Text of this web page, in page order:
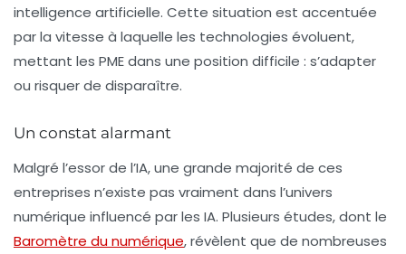
intelligence artificielle. Cette situation est accentuée
par la vitesse à laquelle les technologies évoluent,
mettant les PME dans une position difficile : s’adapter
ou risquer de disparaître.
Un constat alarmant
Malgré l’essor de l’IA, une grande majorité de ces
entreprises n’existe pas vraiment dans l’univers
numérique influencé par les IA. Plusieurs études, dont le
Baromètre du numérique, révèlent que de nombreuses